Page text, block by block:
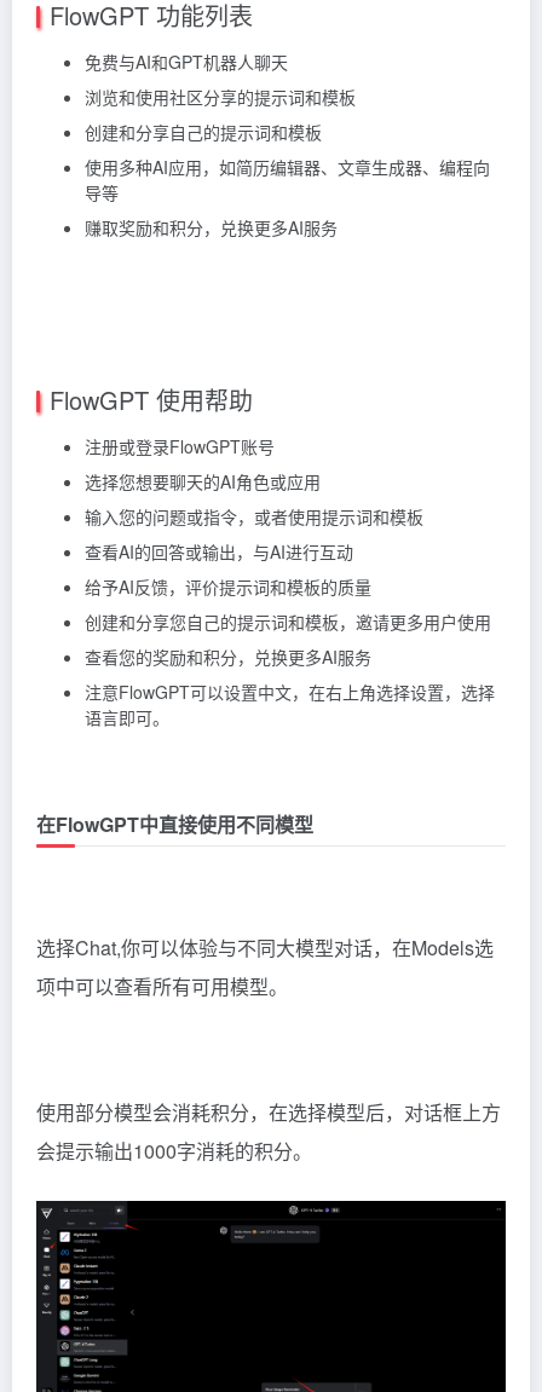
FlowGPT 功能列表
免费与AI和GPT机器人聊天
浏览和使用社区分享的提示词和模板
创建和分享自己的提示词和模板
使用多种AI应用，如简历编辑器、文章生成器、编程向
导等
赚取奖励和积分，兑换更多AI服务
FlowGPT 使用帮助
注册或登录FlowGPT账号
选择您想要聊天的AI角色或应用
输入您的问题或指令，或者使用提示词和模板
查看AI的回答或输出，与AI进行互动
给予AI反馈，评价提示词和模板的质量
创建和分享您自己的提示词和模板，邀请更多用户使用
查看您的奖励和积分，兑换更多AI服务
注意FlowGPT可以设置中文，在右上角选择设置，选择
语言即可。
在FlowGPT中直接使用不同模型
选择Chat,你可以体验与不同大模型对话，在Models选
项中可以查看所有可用模型。
使用部分模型会消耗积分，在选择模型后，对话框上方
会提示输出1000字消耗的积分。